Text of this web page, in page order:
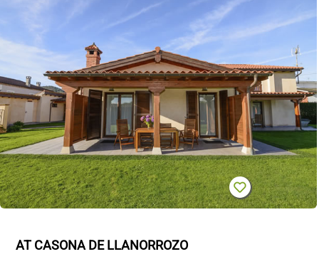
AT CASONA DE LLANORROZO